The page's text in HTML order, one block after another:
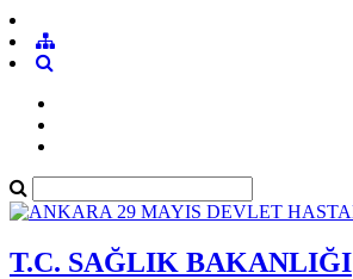
T.C. SAĞLIK BAKANLIĞI